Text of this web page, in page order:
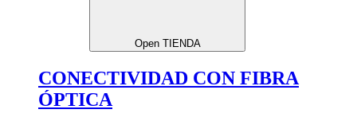
Open TIENDA
CONECTIVIDAD CON FIBRA
ÓPTICA